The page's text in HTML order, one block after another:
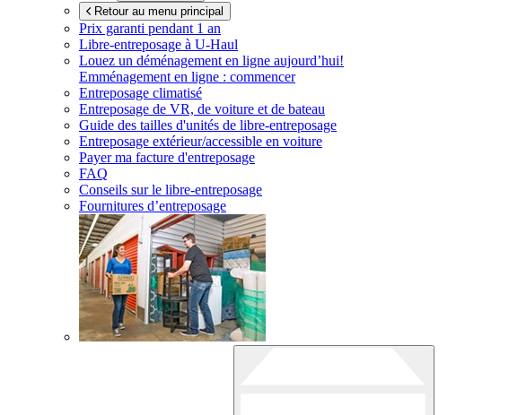
Retour au menu principal
Prix garanti pendant 1 an
Libre-entreposage à U-Haul
Louez un déménagement en ligne aujourd’hui!
Emménagement en ligne : commencer
Entreposage climatisé
Entreposage de VR, de voiture et de bateau
Guide des tailles d'unités de libre-entreposage
Entreposage extérieur/accessible en voiture
Payer ma facture d'entreposage
FAQ
Conseils sur le libre-entreposage
Fournitures d’entreposage